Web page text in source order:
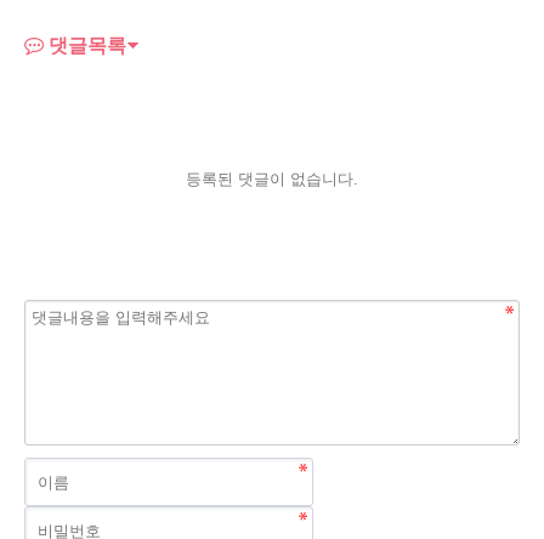
댓글목록
등록된 댓글이 없습니다.